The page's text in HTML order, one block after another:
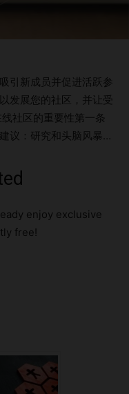
引新成员并促进活跃参
发展您的社区，并让受
社区的重要性第一条
议：研究和头脑风暴内
鼓励和支持用户生成内
内容策略结论 理解在
大的平台，能让来自
志趣相投的人互动。这
能与拥有强大在线社区
鸣的内容对促进互
参与，推动社区的成
虚拟空间，启发、教育
区将成为让每个成员都
enjoy exclusive
free!